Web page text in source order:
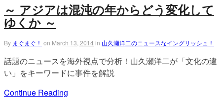
～ アジアは混沌の年からどう変化して
ゆくか ～
By まぐまぐ！ on March 13, 2014 in 山久瀬洋二のニュースなイングリッシュ！
話題のニュースを海外視点で分析！山久瀬洋二が「文化の違
い」をキーワードに事件を解説
Continue Reading